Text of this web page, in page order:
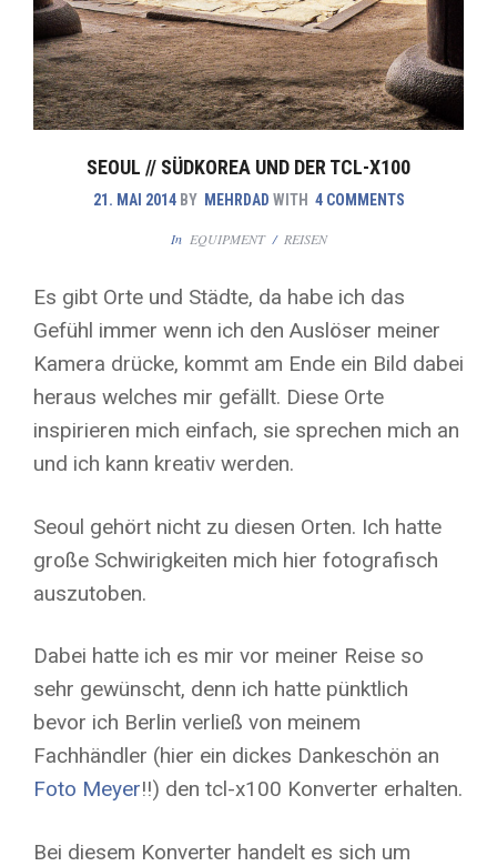
SEOUL // SÜDKOREA UND DER TCL-X100
21. MAI 2014 BY MEHRDAD WITH 4 COMMENTS
In EQUIPMENT/ REISEN
Es gibt Orte und Städte, da habe ich das
Gefühl immer wenn ich den Auslöser meiner
Kamera drücke, kommt am Ende ein Bild dabei
heraus welches mir gefällt. Diese Orte
inspirieren mich einfach, sie sprechen mich an
und ich kann kreativ werden.
Seoul gehört nicht zu diesen Orten. Ich hatte
große Schwirigkeiten mich hier fotografisch
auszutoben.
Dabei hatte ich es mir vor meiner Reise so
sehr gewünscht, denn ich hatte pünktlich
bevor ich Berlin verließ von meinem
Fachhändler (hier ein dickes Dankeschön an
Foto Meyer!!) den tcl-x100 Konverter erhalten.
Bei diesem Konverter handelt es sich um